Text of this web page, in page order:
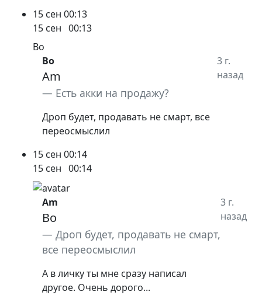
15 сен 00:13
15 сен 00:13
Bo
Bo
Am
Есть акки на продажу?
Дроп будет, продавать не смарт, все
переосмыслил
3 г.
назад
15 сен 00:14
15 сен 00:14
Am
Bo
Дроп будет, продавать не смарт,
все переосмыслил
А в личку ты мне сразу написал
другое. Очень дорого...
3 г.
назад